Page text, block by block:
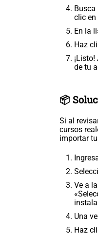
clic en
En la
Haz
¡Listo!
de tu
📦
Si al
cursos
importar
Ve a
Una
Haz